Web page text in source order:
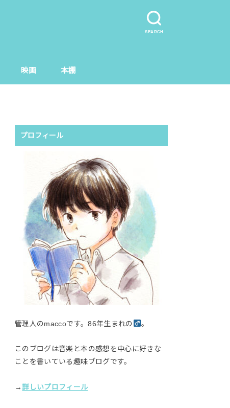
SEARCH
映画 本棚
プロフィール
管理人のmaccoです。86年生まれの 。
このブログは音楽と本の感想を中心に好きな
ことを書いている趣味ブログです。
→詳しいプロフィール